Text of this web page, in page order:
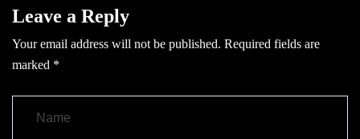
Leave a Reply
Your email address will not be published. Required fields are
marked *